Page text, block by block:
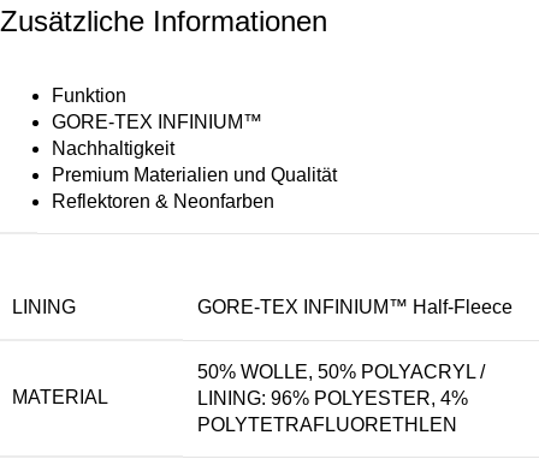
Zusätzliche Informationen
Funktion
GORE-TEX INFINIUM™
Nachhaltigkeit
Premium Materialien und Qualität
Reflektoren & Neonfarben
LINING GORE-TEX INFINIUM™ Half-Fleece
MATERIAL
50% WOLLE, 50% POLYACRYL /
LINING: 96% POLYESTER, 4%
POLYTETRAFLUORETHLEN